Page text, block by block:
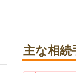
主な相続